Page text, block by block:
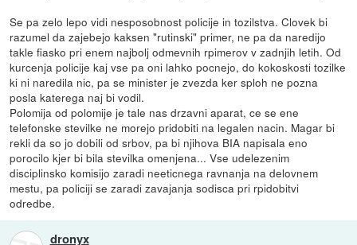
Se pa zelo lepo vidi nesposobnost policije in tozilstva. Clovek bi
razumel da zajebejo kaksen "rutinski" primer, ne pa da naredijo
takle fiasko pri enem najbolj odmevnih rpimerov v zadnjih letih. Od
kurcenja policije kaj vse pa oni lahko pocnejo, do kokoskosti tozilke
ki ni naredila nic, pa se minister je zvezda ker sploh ne pozna
posla katerega naj bi vodil.
Polomija od polomije je tale nas drzavni aparat, ce se ene
telefonske stevilke ne morejo pridobiti na legalen nacin. Magar bi
rekli da so jo dobili od srbov, pa bi njihova BIA napisala eno
porocilo kjer bi bila stevilka omenjena... Vse udelezenim
disciplinsko komisijo zaradi neeticnega ravnanja na delovnem
mestu, pa policiji se zaradi zavajanja sodisca pri rpidobitvi
odredbe.
dronyx